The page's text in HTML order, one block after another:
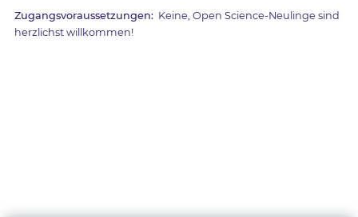
Zugangsvoraussetzungen: Keine, Open Science-Neulinge sind
herzlichst willkommen!